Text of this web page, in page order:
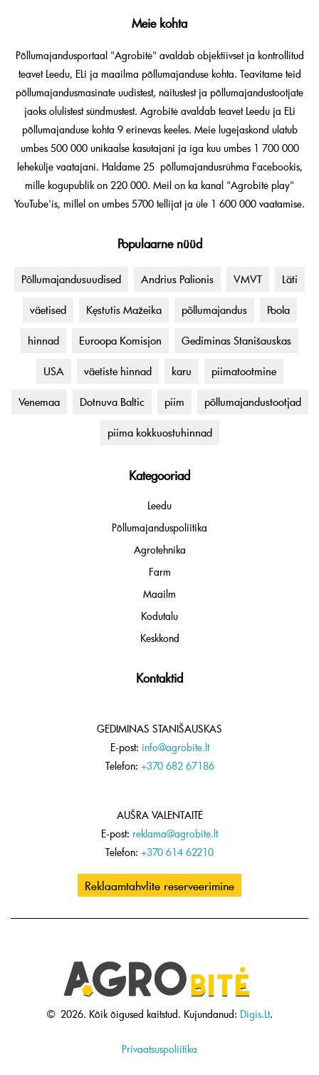
Meie kohta
Põllumajandusportaal "Agrobitė" avaldab objektiivset ja kontrollitud
teavet Leedu, ELi ja maailma põllumajanduse kohta. Teavitame teid
põllumajandusmasinate uudistest, näitustest ja põllumajandustootjate
jaoks olulistest sündmustest. Agrobitė avaldab teavet Leedu ja ELi
põllumajanduse kohta 9 erinevas keeles. Meie lugejaskond ulatub
umbes 500 000 unikaalse kasutajani ja iga kuu umbes 1 700 000
lehekülje vaatajani. Haldame 25 põllumajandusrühma Facebookis,
mille kogupublik on 220 000. Meil on ka kanal "Agrobitė play"
YouTube'is, millel on umbes 5700 tellijat ja üle 1 600 000 vaatamise.
Populaarne nüüd
Põllumajandusuudised Andrius Palionis VMVT Läti
väetised Kęstutis Mažeika põllumajandus Poola
hinnad Euroopa Komisjon Gediminas Stanišauskas
USA väetiste hinnad karu piimatootmine
Venemaa Dotnuva Baltic piim põllumajandustootjad
piima kokkuostuhinnad
Kategooriad
Leedu
Põllumajanduspoliitika
Agrotehnika
Farm
Maailm
Kodutalu
Keskkond
Kontaktid
GEDIMINAS STANIŠAUSKAS
E-post: info@agrobite.lt
Telefon: +370 682 67186
AUŠRA VALENTAITĖ
E-post: reklama@agrobite.lt
Telefon: +370 614 62210
Reklaamtahvlite reserveerimine
© 2026. Kõik õigused kaitstud. Kujundanud: Digis.Lt.
Privaatsuspoliitika